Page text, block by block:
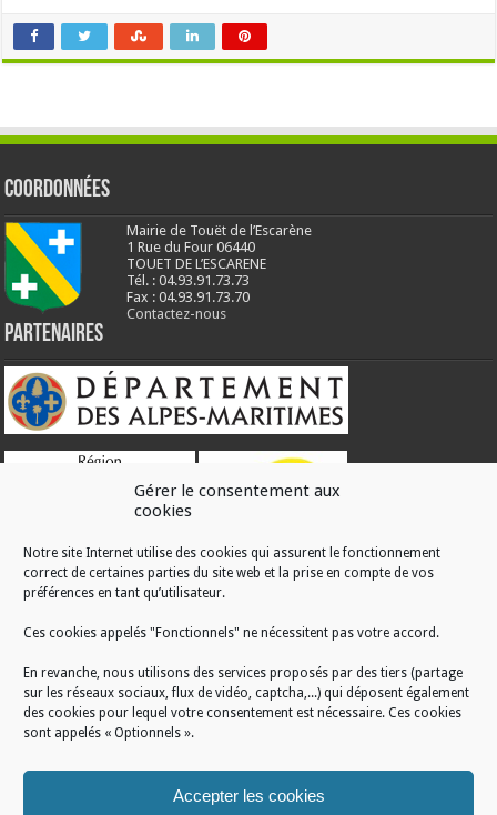
Gérer le consentement aux
cookies
Notre site Internet utilise des cookies qui assurent le fonctionnement
correct de certaines parties du site web et la prise en compte de vos
préférences en tant qu’utilisateur.
Ces cookies appelés "Fonctionnels" ne nécessitent pas votre accord.
En revanche, nous utilisons des services proposés par des tiers (partage
sur les réseaux sociaux, flux de vidéo, captcha,...) qui déposent également
des cookies pour lequel votre consentement est nécessaire. Ces cookies
sont appelés « Optionnels ».
Accepter les cookies
Coordonnées
Mairie de Touët de l’Escarène
1 Rue du Four 06440
TOUET DE L’ESCARENE
Tél. : 04.93.91.73.73
Fax : 04.93.91.73.70
Contactez-nous
Partenaires
RÉALISATION